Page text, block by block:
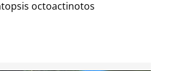
octoactinotos